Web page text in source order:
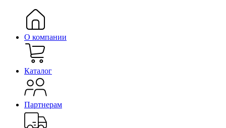
О компании
Каталог
Партнерам